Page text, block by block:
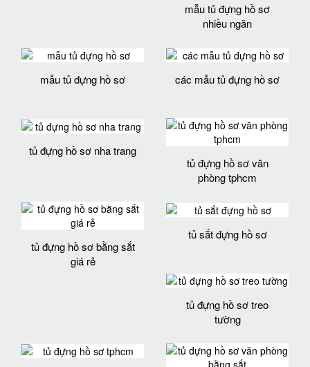
mẫu tủ đựng hồ sơ
nhiều ngăn
mẫu tủ đựng hồ sơ các mẫu tủ đựng hồ sơ
tủ đựng hồ sơ nha trang
tủ đựng hồ sơ văn
phòng tphcm
tủ đựng hồ sơ bằng sắt
giá rẻ
tủ sắt đựng hồ sơ
tủ đựng hồ sơ treo
tường